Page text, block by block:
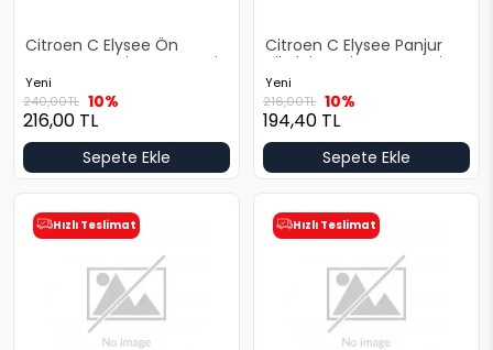
Citroen C Elysee Ön
Tampon Yeni Yan Sanayi
Yeni
240,00TL 10%
216,00 TL
Sepete Ekle
Citroen C Elysee Panjur
Nikelajı Yeni Yan Sanayi
Yeni
216,00TL 10%
194,40 TL
Sepete Ekle
Hızlı Teslimat Hızlı Teslimat